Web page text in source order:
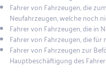
Fahrer von Fahrzeugen, die
Neufahrzeugen, welche noch
Fahrer von Fahrzeugen, die in
Fahrer von Fahrzeugen, die
Fahrer von Fahrzeugen zur
Hauptbeschäftigung des